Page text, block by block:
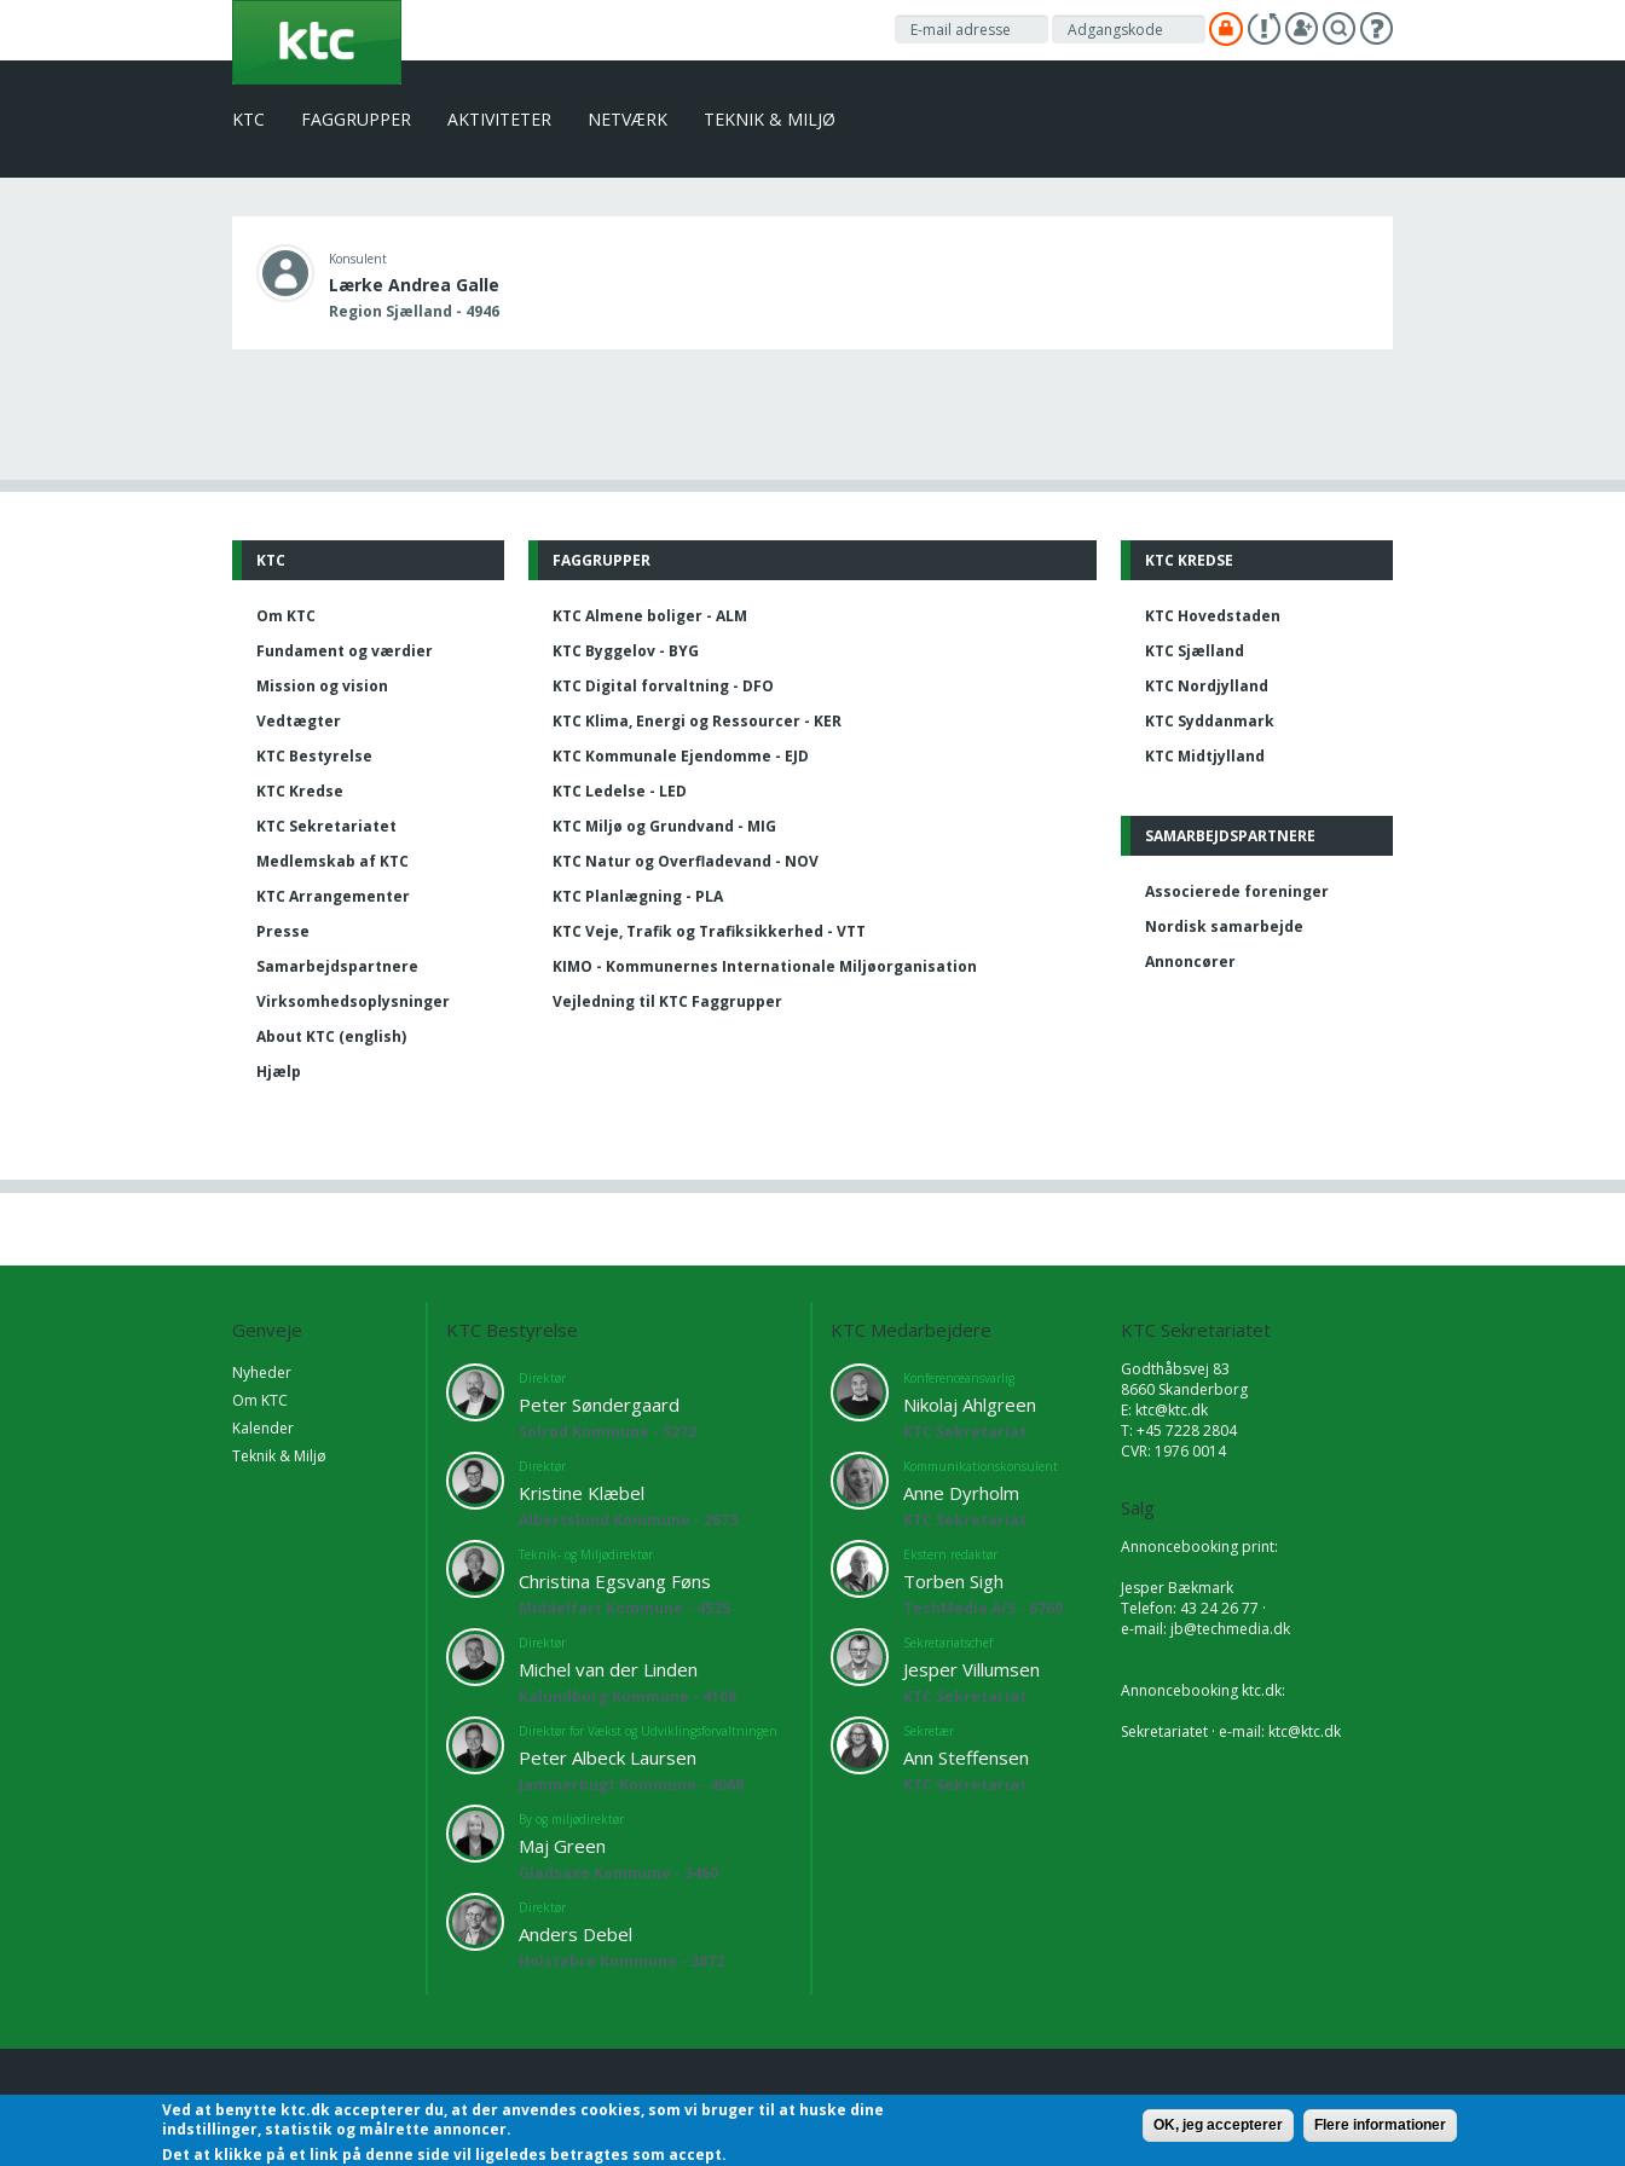
KTC FAGGRUPPER AKTIVITETER NETVÆRK TEKNIK & MILJØ
Konsulent
Lærke Andrea Galle
Region Sjælland - 4946
KTC
Om KTC
Fundament og værdier
Mission og vision
Vedtægter
KTC Bestyrelse
KTC Kredse
KTC Sekretariatet
Medlemskab af KTC
KTC Arrangementer
Presse
Samarbejdspartnere
Virksomhedsoplysninger
About KTC (english)
Hjælp
KTC KREDSE
KTC Hovedstaden
KTC Sjælland
KTC Nordjylland
KTC Syddanmark
KTC Midtjylland
SAMARBEJDSPARTNERE
Associerede foreninger
Nordisk samarbejde
Annoncører
FAGGRUPPER
KTC Almene boliger - ALM
KTC Byggelov - BYG
KTC Digital forvaltning - DFO
KTC Klima, Energi og Ressourcer - KER
KTC Kommunale Ejendomme - EJD
KTC Ledelse - LED
KTC Miljø og Grundvand - MIG
KTC Natur og Overfladevand - NOV
KTC Planlægning - PLA
KTC Veje, Trafik og Trafiksikkerhed - VTT
KIMO - Kommunernes Internationale Miljøorganisation
Vejledning til KTC Faggrupper
Genveje
Nyheder
Om KTC
Kalender
Teknik & Miljø
KTC Bestyrelse
Direktør
Peter Søndergaard
Solrød Kommune - 5272
Direktør
Kristine Klæbel
Albertslund Kommune - 2673
Teknik- og Miljødirektør
Christina Egsvang Føns
Middelfart Kommune - 4525
Direktør
Michel van der Linden
Kalundborg Kommune - 4108
Direktør for Vækst og Udviklingsforvaltningen
Peter Albeck Laursen
Jammerbugt Kommune - 4068
By og miljødirektør
Maj Green
Gladsaxe Kommune - 3460
Direktør
Anders Debel
Holstebro Kommune - 3872
KTC Medarbejdere
Konferenceansvarlig
Nikolaj Ahlgreen
KTC Sekretariat
Kommunikationskonsulent
Anne Dyrholm
KTC Sekretariat
Ekstern redaktør
Torben Sigh
TechMedia A/S - 6769
Sekretariatschef
Jesper Villumsen
KTC Sekretariat
Sekretær
Ann Steffensen
KTC Sekretariat
KTC Sekretariatet
Godthåbsvej 83
8660 Skanderborg
E: ktc@ktc.dk
T: +45 7228 2804
CVR: 1976 0014
Salg
Annoncebooking print:
Jesper Bækmark
Telefon: 43 24 26 77 ·
e-mail: jb@techmedia.dk
Annoncebooking ktc.dk:
Sekretariatet · e-mail: ktc@ktc.dk
KTC - Kommunalteknisk Chefforening | Sekretariatet | Godthåbsvej83 | 8660 Skanderborg | Tlf.: 7228 2804 |Kontakt
Ved at benytte ktc.dk accepterer du, at der anvendes cookies, som vi bruger til at huske dine
indstillinger, statistik og målrette annoncer.
Det at klikke på et link på denne side vil ligeledes betragtes som accept.
OK, jeg accepterer Flere informationer